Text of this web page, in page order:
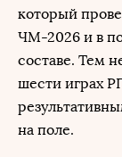
который
ЧМ-2026 и в
составе. Тем
шести играх
на поле.